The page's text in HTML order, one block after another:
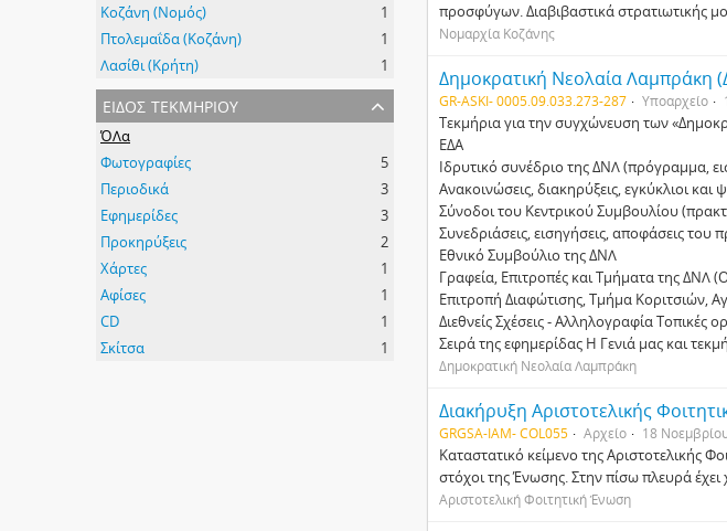
Κοζάνη (Νομός)
1
Πτολεμαΐδα (Κοζάνη)
1
Λασίθι (Κρήτη)
1
είδος τεκμηρίου
ΌΛα
Φωτογραφίες
5
Περιοδικά
3
Εφημερίδες
3
Προκηρύξεις
2
Χάρτες
1
Αφίσες
1
CD
1
Σκίτσα
1
προσφύγων. Διαβιβαστικά στρατιωτικής
Νομαρχία Κοζάνης
Δηµοκρατική Νεολαία Λαµπράκη
GR-ASKI- 0005.09.033.273-287 Υποαρχείο
Τεκµήρια για την συγχώνευση των
ΕΔΑ
Ιδρυτικό συνέδριο της ΔΝΛ (πρόγραµµα,
Ανακοινώσεις, διακηρύξεις, εγκύκλιοι
Σύνοδοι του Κεντρικού Συµβουλίου
Συνεδριάσεις, εισηγήσεις, αποφάσεις
Εθνικό Συµβούλιο της ΔΝΛ
Γραφεία, Επιτροπές και Τµήµατα της ΔΝΛ
Επιτροπή Διαφώτισης, Τµήµα Κοριτσιών,
Διεθνείς Σχέσεις - Αλληλογραφία Τοπικές
Σειρά της εφηµερίδας Η Γενιά µας και
Δηµοκρατική Νεολαία Λαµπράκη
Διακήρυξη Αριστοτελικής
GRGSA-IAM- COL055 Αρχείο 18
Καταστατικό κείμενο της Αριστοτελικής
στόχοι της Ένωσης. Στην πίσω πλευρά
Αριστοτελική Φοιτητική Ένωση